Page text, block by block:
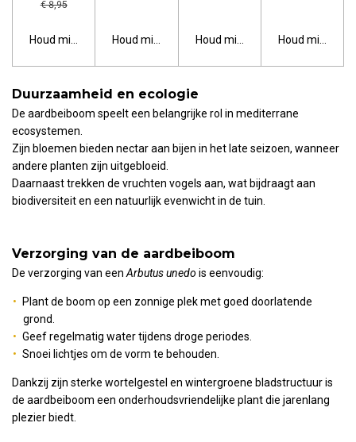
€ 8,95
Houd mij op de hoogteHoud mij op de hoogteHoud mij op de hoogteHoud mij op
Duurzaamheid en ecologie
De aardbeiboom speelt een belangrijke rol in mediterrane
ecosystemen.
Zijn bloemen bieden nectar aan bijen in het late seizoen, wanneer
andere planten zijn uitgebloeid.
Daarnaast trekken de vruchten vogels aan, wat bijdraagt aan
biodiversiteit en een natuurlijk evenwicht in de tuin.
Verzorging van de aardbeiboom
De verzorging van eenArbutus unedo is eenvoudig:
Plant de boom op een zonnige plek met goed doorlatende
grond.
Geef regelmatig water tijdens droge periodes.
Snoei lichtjes om de vorm te behouden.
Dankzij zijn sterke wortelgestel en wintergroene bladstructuur is
de aardbeiboom een onderhoudsvriendelijke plant die jarenlang
plezier biedt.